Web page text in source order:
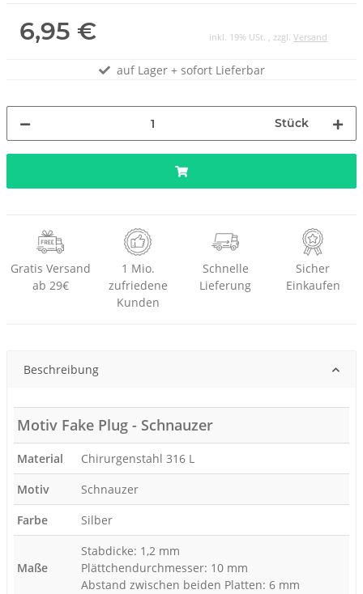
6,95 € inkl. 19% USt. , zzgl. Versand
auf Lager + sofort Lieferbar
Stück
Gratis Versand
ab 29€
1 Mio.
zufriedene
Kunden
Schnelle
Lieferung
Sicher
Einkaufen
Beschreibung
Motiv Fake Plug - Schnauzer
Material
Chirurgenstahl 316 L
Motiv
Schnauzer
Farbe
Silber
Maße
Stabdicke: 1,2 mm
Plättchendurchmesser: 10 mm
Abstand zwischen beiden Platten: 6 mm